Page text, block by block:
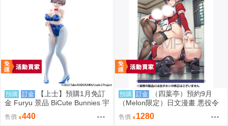
預購 訂金
【上士】預購1月免訂
金 Furyu 景品 BiCute Bunnies 宇
崎學妹想要玩 宇崎花 金屬藍Ver
售價 440
預購 訂金
（四葉亭）預約9月
（Melon限定）日文漫畫 悪役令
嬢に転生できなかったので悪女
をこらしめます 特典：B2掛軸
售價 1280